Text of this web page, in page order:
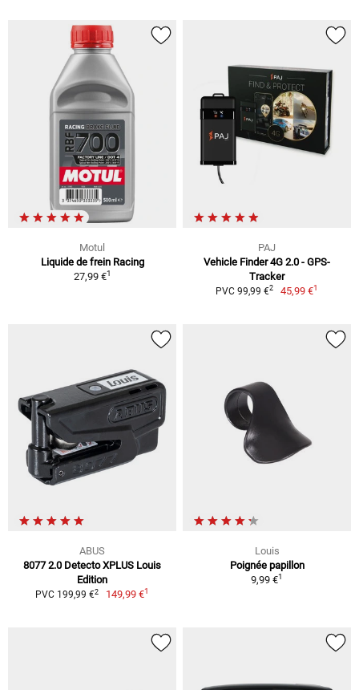
Motul
Liquide de frein Racing
27,99 €1
PAJ
Vehicle Finder 4G 2.0 - GPS-
Tracker
PVC 99,99 €2 45,99 €1
ABUS
8077 2.0 Detecto XPLUS Louis
Edition
PVC 199,99 €2 149,99 €1
Louis
Poignée papillon
9,99 €1